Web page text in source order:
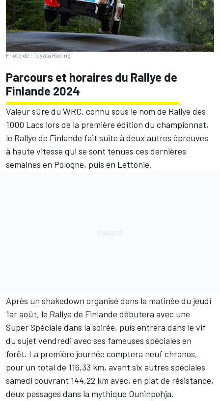
Photo de : Toyota Racing
Parcours et horaires du Rallye de
Finlande 2024
Valeur sûre du WRC, connu sous le nom de Rallye des
1000 Lacs lors de la première édition du championnat,
le Rallye de Finlande fait suite à deux autres épreuves
à haute vitesse qui se sont tenues ces dernières
semaines en Pologne, puis en Lettonie.
Après un shakedown organisé dans la matinée du jeudi
1er août, le Rallye de Finlande débutera avec une
Super Spéciale dans la soirée, puis entrera dans le vif
du sujet vendredi avec ses fameuses spéciales en
forêt. La première journée comptera neuf chronos,
pour un total de 116,33 km, avant six autres spéciales
samedi couvrant 144,22 km avec, en plat de résistance,
deux passages dans la mythique Ouninpohja.